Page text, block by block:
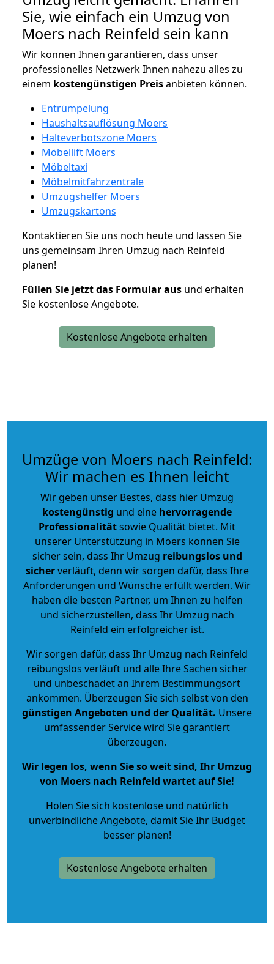
Sie, wie einfach ein Umzug von
Moers nach Reinfeld sein kann
Wir können Ihnen garantieren, dass unser
professionelles Netzwerk Ihnen nahezu alles zu
einem kostengünstigen Preisanbieten können.
Entrümpelung
Haushaltsauflösung Moers
Halteverbotszone Moers
Möbellift Moers
Möbeltaxi
Möbelmitfahrzentrale
Umzugshelfer Moers
Umzugskartons
Kontaktieren Sie uns noch heute und lassen Sie
uns gemeinsam Ihren Umzug nach Reinfeld
planen!
Füllen Sie jetzt das Formular aus und erhalten
Sie kostenlose Angebote.
Kostenlose Angebote erhalten
Umzüge von Moers nach Reinfeld:
Wir machen es Ihnen leicht
Wir geben unser Bestes, dass hier Umzug
kostengünstig und eine hervorragende
Professionalitätsowie Qualität bietet. Mit
unserer Unterstützung in Moers können Sie
sicher sein, dass Ihr Umzug reibungslos und
sicherverläuft, denn wir sorgen dafür, dass Ihre
Anforderungen und Wünsche erfüllt werden. Wir
haben die besten Partner, um Ihnen zu helfen
und sicherzustellen, dass Ihr Umzug nach
Reinfeld ein erfolgreicher ist.
Wir sorgen dafür, dass Ihr Umzug nach Reinfeld
reibungslos verläuft und alle Ihre Sachen sicher
und unbeschadet an Ihrem Bestimmungsort
ankommen. Überzeugen Sie sich selbst von den
günstigen Angeboten und der Qualität. Unsere
umfassender Service wird Sie garantiert
überzeugen.
Wir legen los, wenn Sie so weit sind, Ihr Umzug
von Moers nach Reinfeld wartet auf Sie!
Holen Sie sich kostenlose und natürlich
unverbindliche Angebote, damit Sie Ihr Budget
besser planen!
Kostenlose Angebote erhalten